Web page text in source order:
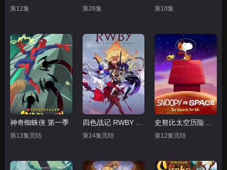
第12集 第26集 第10集
神奇蜘蛛侠 第一季
第13集完结
四色战记 RWBY 第八季
第14集完结
史努比太空历险记 第二季 普通话
第12集完结